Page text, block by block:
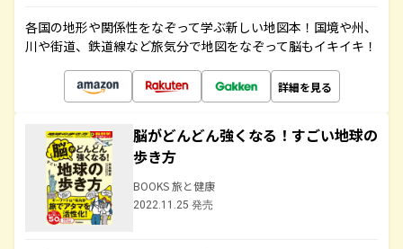
各国の地形や関係性をなぞって学ぶ新しい地図本！国境や州、
川や街道、鉄道線など旅気分で地図をなぞって脳もイキイキ！
詳細を見る
脳がどんどん強くなる！すごい地球の
歩き方
BOOKS 旅と健康
2022.11.25 発売